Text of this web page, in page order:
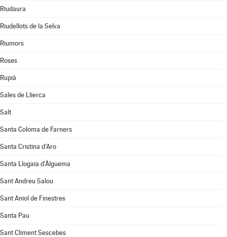
Riudaura
Riudellots de la Selva
Riumors
Roses
Rupià
Sales de Llierca
Salt
Santa Coloma de Farners
Santa Cristina d'Aro
Santa Llogaia d'Àlguema
Sant Andreu Salou
Sant Aniol de Finestres
Santa Pau
Sant Climent Sescebes